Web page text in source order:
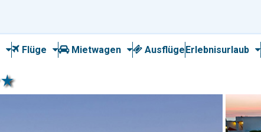
Flüge Mietwagen AusflügeErlebnisurlaub